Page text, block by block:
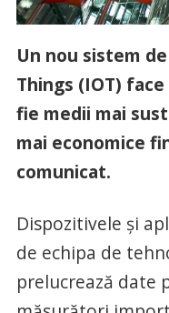
Un nou sistem
Things (IOT)
fie medii mai
mai economice
comunicat.
Dispozitivele și
de echipa de
prelucrează date